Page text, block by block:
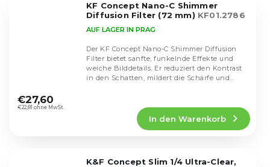
KF Concept Nano-C Shimmer
Diffusion Filter (72 mm) KF01.2786
durchschnittliche
Produktbewertung
AUF LAGER IN PRAG
€22,81 ohne MwSt.
€27,60
In den Warenkorb
Der KF Concept Nano-C Shimmer Diffusion
Filter bietet sanfte, funkelnde Effekte und
weiche Bilddetails. Er reduziert den Kontrast
in den Schatten, mildert die Schärfe und
K&F Concept Slim 1/4 Ultra-Clear,